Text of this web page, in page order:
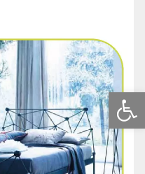
פתח סרגל נגישות